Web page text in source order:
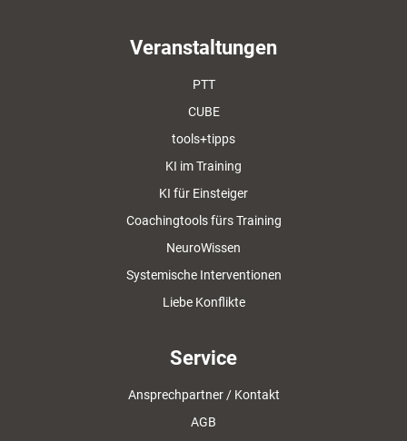
Veranstaltungen
PTT
CUBE
tools+tipps
KI im Training
KI für Einsteiger
Coachingtools fürs Training
NeuroWissen
Systemische Interventionen
Liebe Konflikte
Service
Ansprechpartner / Kontakt
AGB